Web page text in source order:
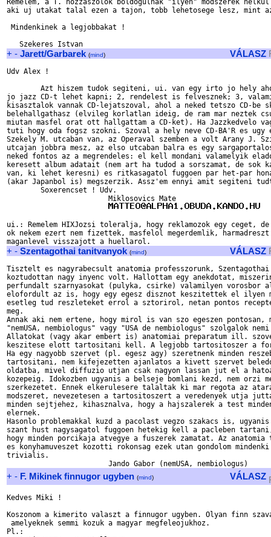
Remelem, a T. hozzaszolok boldogulnak "ilyen" modszerek
aki uj utakat talal ezen a tajon, tobb lehetosege lesz, mint
Mindenkinek a legjobbakat !
+ - Jarett/Garbarek (mind) VÁLASZ
Udv Alex !
jo jazz CD-t lehet kapni; 2, rendelest is felvesznek; 3,
kisasztalok vannak CD-lejatszoval, ahol a neked tetszo CD-be
belehallgathasz (elvileg korlatlan ideig, de ram mar neztek
miutan masfel orat ott hallgattam a CD-ket). Ha Jazzkedvelo
tuti hogy oda fogsz szokni. Szoval a hely neve CD-BA'R es ugy
Szekely M. utcaban van, az Operaval szemben a volt Arany J.
utcajan jobbra mesz, az elso utcaban balra es egy
neked fontos az a megrendeles: el kell mondani valamelyik
keresett album adatait (nem art ha tudod a sorszamat, de sok
van, ki lehet keresni) es ritkasagatol fuggoen par het-par
(akar Japanbol is) megszerzik. Assz'em ennyi amit segiteni
ui.: Remelem HIXJozsi toleralja, hogy reklamozok egy ceget,
ok nekem ezert nem fizettek, masfelol megerdemlik,
+ - Szentagothai tanitvanyok (mind) VÁLASZ
Tisztelt es nagyrabecsult anatomia professzorunk, Szentagothai
koztudottan nagy inyenc volt. Hallottam egy anekdotat,
perfundalt szarnyasokat (pulyka, csirke) valamilyen vorosbor
elofordult az is, hogy egy egesz disznot keszitettek el ilyen
esetleg tud reszleteket errol a sztorirol, netan pontos
meg.
Annak aki nem ertene, hogy mirol is van szo egeszen
"nemUSA, nembiologus" vagy "USA de nembiologus" szolgalok
Allatokat (vagy akar embert is) anatomiai preparatum ill.
keszitese elott tartositani kell. A legjobb tartositoszer a
Ha egy nagyobb szervet (pl. egesz agy) szeretnenk minden
tartositani, nem kifejezetten ajanlatos a kivett szervet
oldatba, mivel diffuzio utjan csak nagyon lassan jut el a
kozepeig. Idokozben ugyanis a belseje bomlani kezd, nem orzi
szerkezetet. Ennek elkerulesere talaltak ki mar regota az
modszeret, nevezetesen a tartositoszert a veredenyek utja
minden sejtjehez, kihasznalva, hogy a hajszalerek a test
elernek.
Hasonlo problemakkal kuzd a pacolast vegzo szakacs is,
szant hust nagysagatol fuggoen hetekig kell a pacleben
hogy minden porcikaja atvegye a fuszerek zamatat. Az anatomia
es konyhamuveszet kozotti rokonsag ezek utan gondolom mindenki
trivialis.
+ - F. Mikinek finnugor ugyben (mind) VÁLASZ
Kedves Miki !
Koszonom a kimerito valaszt a finnugor ugyben. Olyan finn
amelyeknek semmi kozuk a magyar megfeleojukhoz.
Pl.: